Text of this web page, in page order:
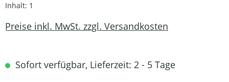
Inhalt: 1
Preise inkl. MwSt. zzgl. Versandkosten
Sofort verfügbar, Lieferzeit: 2 - 5 Tage